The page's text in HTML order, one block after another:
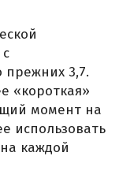
прежних 3,7.
«короткая»
момент на
использовать
каждой